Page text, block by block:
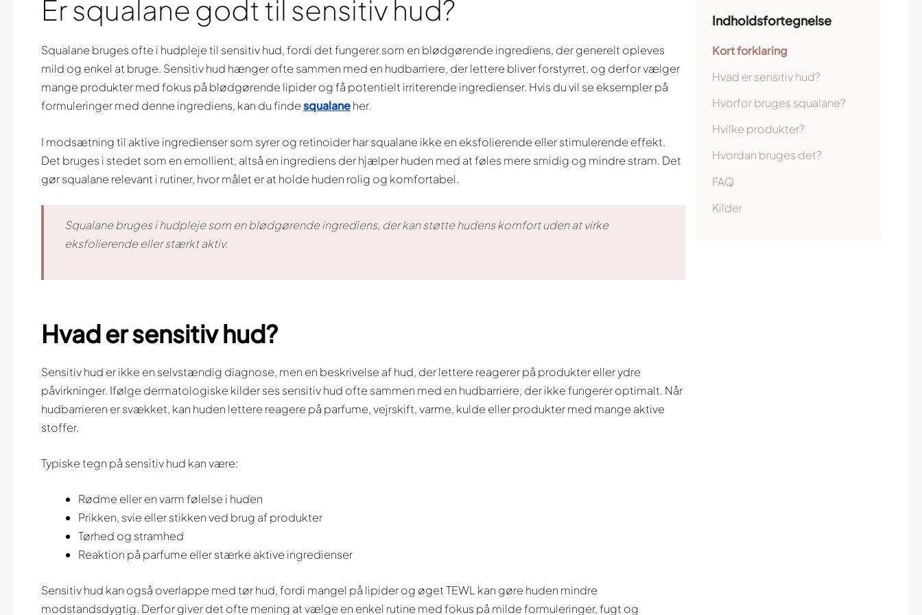
Indholdsfortegnelse
Kort forklaring
Hvad er sensitiv hud?
Hvorfor bruges squalane?
Hvilke produkter?
Hvordan bruges det?
FAQ
Kilder
Er squalane godt til sensitiv hud?
Squalane bruges ofte i hudpleje til sensitiv hud, fordi det fungerer som en blødgørende ingrediens, der generelt opleves
mild og enkel at bruge. Sensitiv hud hænger ofte sammen med en hudbarriere, der lettere bliver forstyrret, og derfor vælger
mange produkter med fokus på blødgørende lipider og få potentielt irriterende ingredienser. Hvis du vil se eksempler på
formuleringer med denne ingrediens, kan du findesqualaneher.
I modsætning til aktive ingredienser som syrer og retinoider har squalane ikke en eksfolierende eller stimulerende effekt.
Det bruges i stedet som en emollient, altså en ingrediens der hjælper huden med at føles mere smidig og mindre stram. Det
gør squalane relevant i rutiner, hvor målet er at holde huden rolig og komfortabel.
Squalane bruges i hudpleje som en blødgørende ingrediens, der kan støtte hudens komfort uden at virke
eksfolierende eller stærkt aktiv.
Hvad er sensitiv hud?
Sensitiv hud er ikke en selvstændig diagnose, men en beskrivelse af hud, der lettere reagerer på produkter eller ydre
påvirkninger. Ifølge dermatologiske kilder ses sensitiv hud ofte sammen med en hudbarriere, der ikke fungerer optimalt. Når
hudbarrieren er svækket, kan huden lettere reagere på parfume, vejrskift, varme, kulde eller produkter med mange aktive
stoffer.
Typiske tegn på sensitiv hud kan være:
Rødme eller en varm følelse i huden
Prikken, svie eller stikken ved brug af produkter
Tørhed og stramhed
Reaktion på parfume eller stærke aktive ingredienser
Sensitiv hud kan også overlappe med tør hud, fordi mangel på lipider og øget TEWL kan gøre huden mindre
modstandsdygtig. Derfor giver det ofte mening at vælge en enkel rutine med fokus på milde formuleringer, fugt og